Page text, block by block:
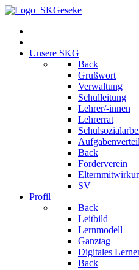
Unsere SKG
Back
Grußwort
Verwaltung
Schulleitung
Lehrer/-innen
Lehrerrat
Back
Förderverein
SV
Profil
Back
Leitbild
Lernmodell
Ganztag
Digitales
Back